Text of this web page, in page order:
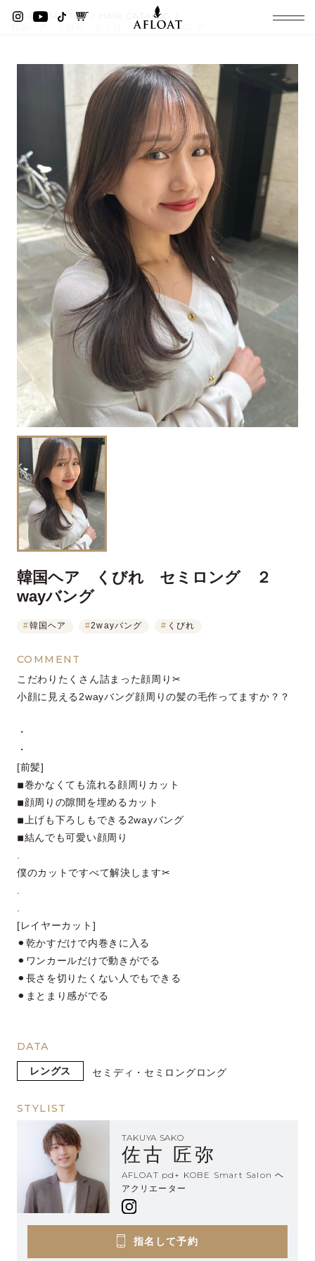
AFLOAT TOP
HAIR CATALOG
韓国ヘア くびれ セミロング ２wayバング
韓国ヘア くびれ セミロング ２
wayバング
#韓国ヘア #2wayバング # くびれ
COMMENT
こだわりたくさん詰まった顔周り✂︎
小顔に見える2wayバング顔周りの髪の毛作ってますか？？
・
・
[前髪]
◾︎巻かなくても流れる顔周りカット
◾︎顔周りの隙間を埋めるカット
◾︎上げも下ろしもできる2wayバング
◾︎結んでも可愛い顔周り
.
僕のカットですべて解決します✂︎
.
.
[レイヤーカット]
⚫︎乾かすだけで内巻きに入る
⚫︎ワンカールだけで動きがでる
⚫︎長さを切りたくない人でもできる
⚫︎まとまり感がでる
DATA
レングス セミディ・セミロングロング
STYLIST
TAKUYA SAKO
佐古 匠弥
AFLOAT pd+ KOBE Smart Salon ヘ
アクリエーター
指名して予約